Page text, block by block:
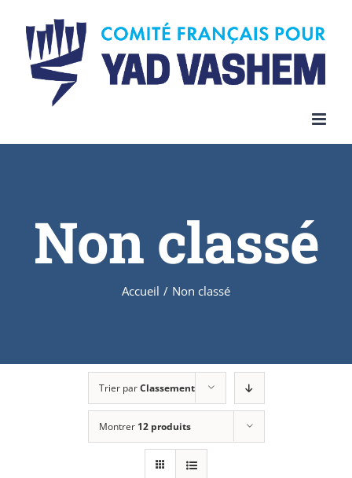
content
Non classé
Accueil / Non classé
Trier parClassement
Montrer 12 produits